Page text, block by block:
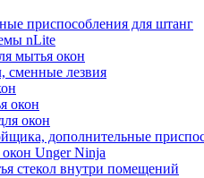
приспособления для штанг
nLite
мытья окон
сменные лезвия
окон
окон
дополнительные
Unger Ninja
стекол внутри помещений